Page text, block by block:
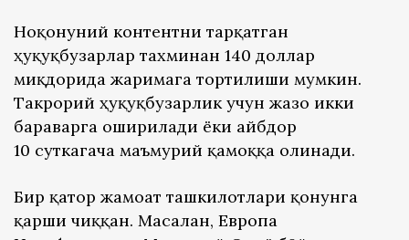
Ноқонуний контентни тарқатган
ҳуқуқбузарлар тахминан 140 доллар
миқдорида жаримага тортилиши мумкин.
Такрорий ҳуқуқбузарлик учун жазо икки
бараварга оширилади ёки айбдор
10 суткагача маъмурий қамоққа олинади.
Бир қатор жамоат ташкилотлари қонунга
қарши чиққан. Масалан, Европа